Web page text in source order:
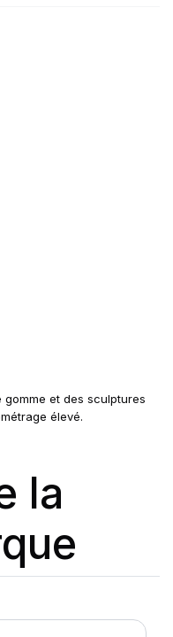
et des sculptures
élevé.
la